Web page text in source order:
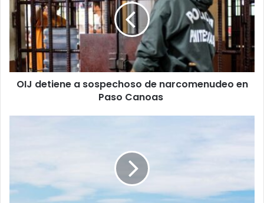
sospechoso
de
narcomenudeo
en
Paso
Canoas
OIJ detiene a sospechoso de narcomenudeo en
Paso Canoas
Guanacaste
y